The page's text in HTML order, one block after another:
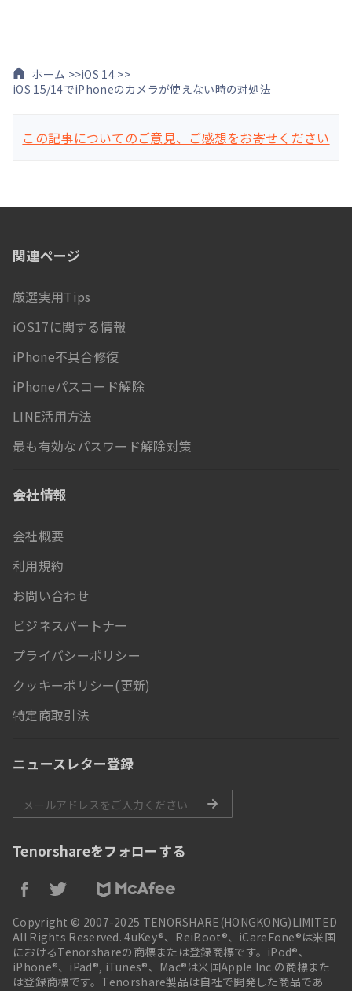
ホーム >>iOS 14 >>
iOS 15/14でiPhoneのカメラが使えない時の対処法
この記事についてのご意見、ご感想をお寄せください
関連ページ
厳選実用Tips
iOS17に関する情報
iPhone不具合修復
iPhoneパスコード解除
LINE活用方法
最も有効なパスワード解除対策
会社情報
会社概要
利用規約
お問い合わせ
ビジネスパートナー
プライバシーポリシー
クッキーポリシー(更新)
特定商取引法
ニュースレター登録
Tenorshareをフォローする
Copyright © 2007-2025 TENORSHARE(HONGKONG)LIMITED
All Rights Reserved. 4uKey®、ReiBoot®、iCareFone®は米国
におけるTenorshareの商標または登録商標です。iPod®、
iPhone®、iPad®, iTunes®、Mac®は米国Apple Inc.の商標また
は登録商標です。Tenorshare製品は自社で開発した商品であ